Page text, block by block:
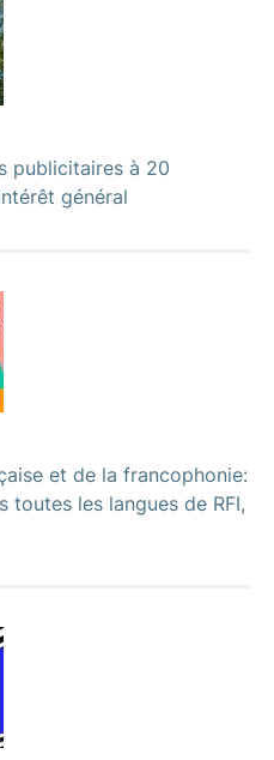
publicitaires à 20
général
et de la francophonie:
toutes les langues de RFI,